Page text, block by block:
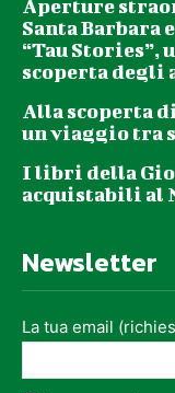
Aperture
Santa Barbara
“Tau
scoperta degli
Alla scoperta
un viaggio tra
I libri della
acquistabili al
Newsletter
La tua email